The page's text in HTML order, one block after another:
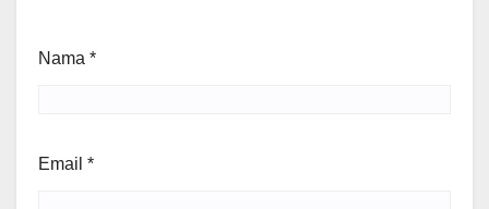
Nama *
Email *